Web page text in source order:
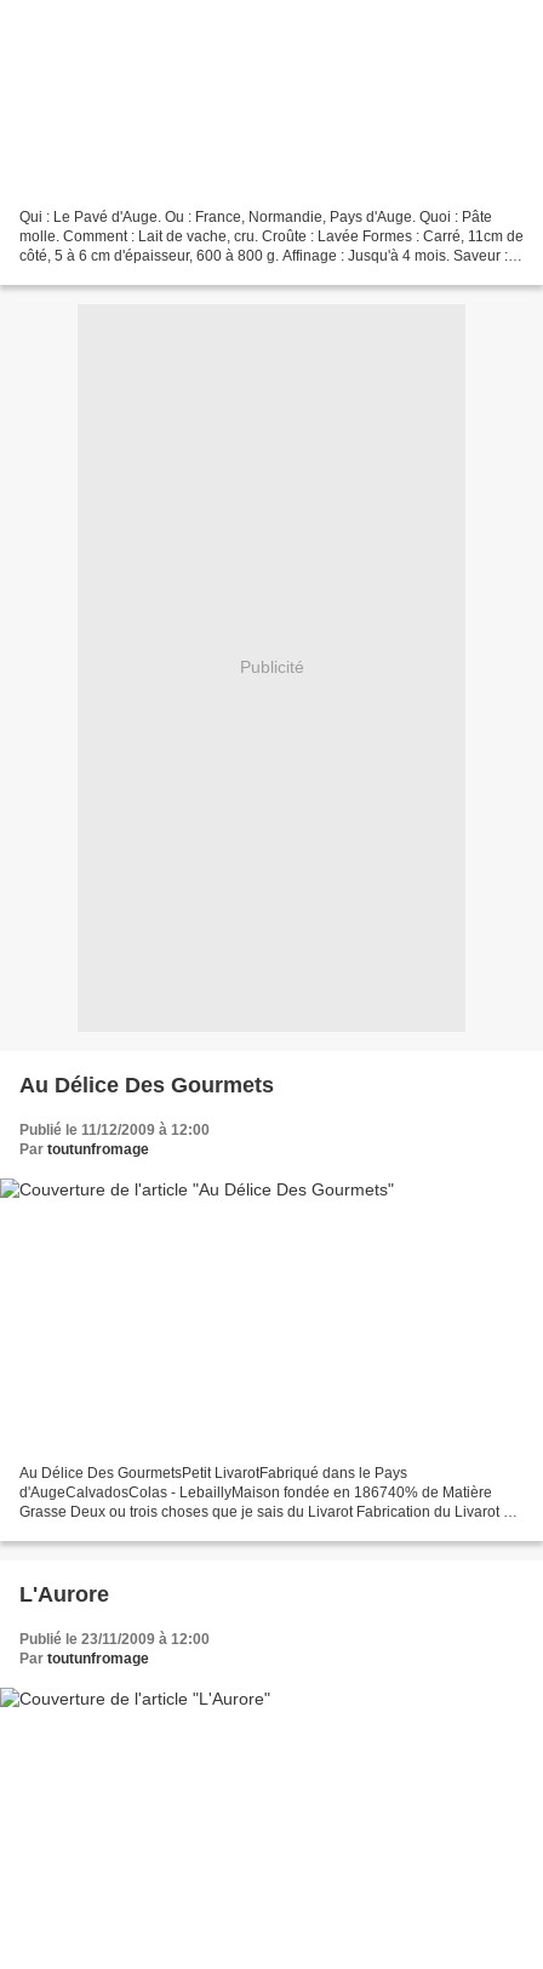
Qui : Le Pavé d'Auge. Ou : France, Normandie, Pays d'Auge. Quoi : Pâte
molle. Comment : Lait de vache, cru. Croûte : Lavée Formes : Carré, 11cm de
côté, 5 à 6 cm d'épaisseur, 600 à 800 g. Affinage : Jusqu'à 4 mois. Saveur :
Publicité
Au Délice Des Gourmets
Publié le 11/12/2009 à 12:00
Par toutunfromage
Au Délice Des GourmetsPetit LivarotFabriqué dans le Pays
d'AugeCalvadosColas - LebaillyMaison fondée en 186740% de Matière
Grasse Deux ou trois choses que je sais du Livarot Fabrication du Livarot Le
L'Aurore
Publié le 23/11/2009 à 12:00
Par toutunfromage